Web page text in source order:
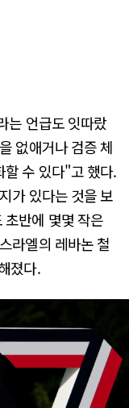
는 언급도 잇따랐
없애거나 검증 체
할 수 있다"고 했다.
가 있다는 것을 보
초반에 몇몇 작은
라엘의 레바논 철
졌다.